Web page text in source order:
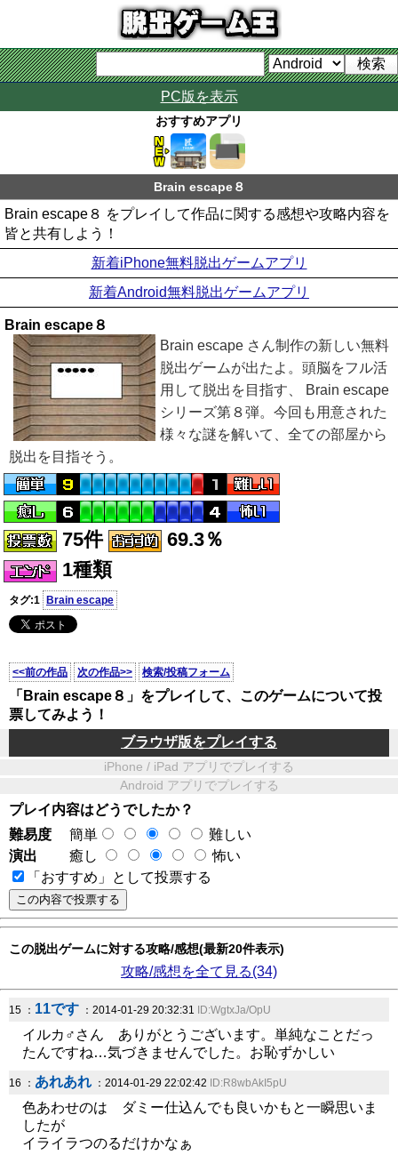
PC版を表示
おすすめアプリ
Brain escape８
Brain escape８ をプレイして作品に関する感想や攻略内容を
皆と共有しよう！
新着iPhone無料脱出ゲームアプリ
新着Android無料脱出ゲームアプリ
Brain escape８
Brain escape さん制作の新しい無料
脱出ゲームが出たよ。頭脳をフル活
用して脱出を目指す、 Brain escape
シリーズ第８弾。今回も用意された
様々な謎を解いて、全ての部屋から
脱出を目指そう。
75件
69.3％
1種類
タグ:1 Brain escape
<<前の作品 次の作品>> 検索/投稿フォーム
「Brain escape８」をプレイして、このゲームについて投
票してみよう！
ブラウザ版をプレイする
iPhone / iPad アプリでプレイする
Android アプリでプレイする
プレイ内容はどうでしたか？
難易度
簡単
難しい
演出
癒し
怖い
「おすすめ」として投票する
この脱出ゲームに対する攻略/感想(最新20件表示)
攻略/感想を全て見る(34)
15 ： 11です ：2014-01-29 20:32:31 ID:WgtxJa/OpU
イルカ♂さん ありがとうございます。単純なことだっ
たんですね…気づきませんでした。お恥ずかしい
16 ： あれあれ ：2014-01-29 22:02:42 ID:R8wbAkI5pU
色あわせのは ダミー仕込んでも良いかもと一瞬思いま
したが
イライラつのるだけかなぁ